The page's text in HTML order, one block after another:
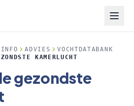
ADVIES
VOCHTDATABANK
KAMERLUCHT
gezondste